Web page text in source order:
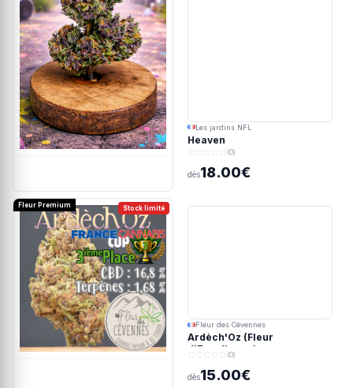
Les jardins NFL
Heaven
(0)
dès18.00€
Stock limité
Fleur Premium
Fleur des Cévennes
Ardèch'Oz (Fleur
d'Excellence)
(0)
dès15.00€